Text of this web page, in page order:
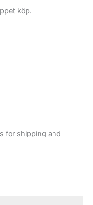
köp.
for shipping and